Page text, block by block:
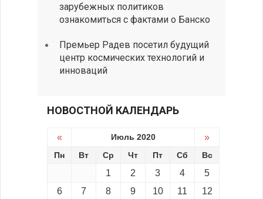
зарубежных политиков
ознакомиться с фактами о Банско
Премьер Радев посетил будущий
центр космических технологий и
инноваций
НОВОСТНОЙ КАЛЕНДАРЬ
« Июль 2020 »
Пн Вт Ср Чт Пт Сб Вс
1 2 3 4
5
6
7 8 9 10 11 12